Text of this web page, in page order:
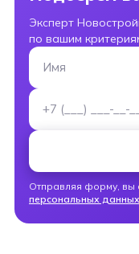
Эксперт
по вашим
Имя
Номер телефона
Отправляя форму, вы
персональных данных